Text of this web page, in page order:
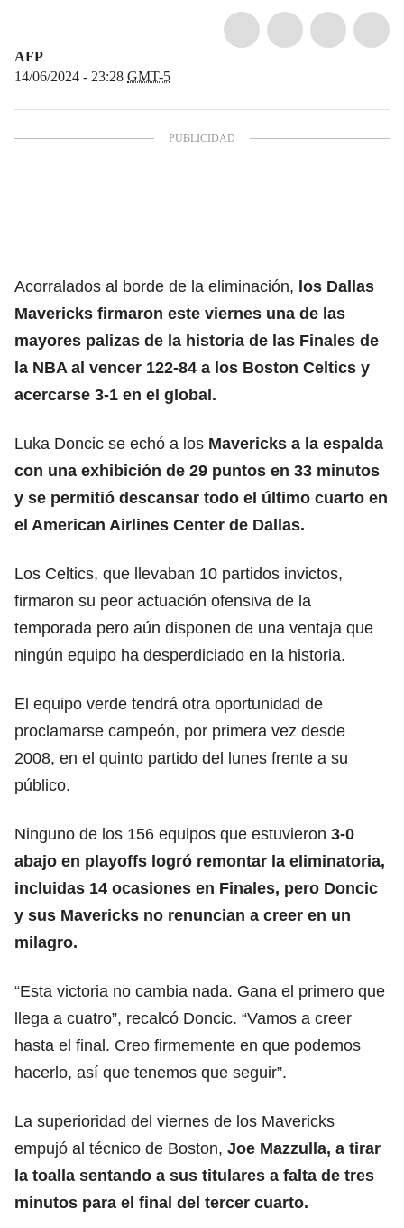
AFP
14/06/2024 - 23:28 GMT-5
Acorralados al borde de la eliminación, los Dallas
Mavericks firmaron este viernes una de las
mayores palizas de la historia de las Finales de
la NBA al vencer 122-84 a los Boston Celtics y
acercarse 3-1 en el global.
Luka Doncic se echó a los Mavericks a la espalda
con una exhibición de 29 puntos en 33 minutos
y se permitió descansar todo el último cuarto en
el American Airlines Center de Dallas.
Los Celtics, que llevaban 10 partidos invictos,
firmaron su peor actuación ofensiva de la
temporada pero aún disponen de una ventaja que
ningún equipo ha desperdiciado en la historia.
El equipo verde tendrá otra oportunidad de
proclamarse campeón, por primera vez desde
2008, en el quinto partido del lunes frente a su
público.
Ninguno de los 156 equipos que estuvieron 3-0
abajo en playoffs logró remontar la eliminatoria,
incluidas 14 ocasiones en Finales, pero Doncic
y sus Mavericks no renuncian a creer en un
milagro.
“Esta victoria no cambia nada. Gana el primero que
llega a cuatro”, recalcó Doncic. “Vamos a creer
hasta el final. Creo firmemente en que podemos
hacerlo, así que tenemos que seguir”.
La superioridad del viernes de los Mavericks
empujó al técnico de Boston, Joe Mazzulla, a tirar
la toalla sentando a sus titulares a falta de tres
minutos para el final del tercer cuarto.